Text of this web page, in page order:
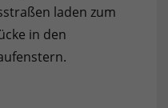
laden zum
in den